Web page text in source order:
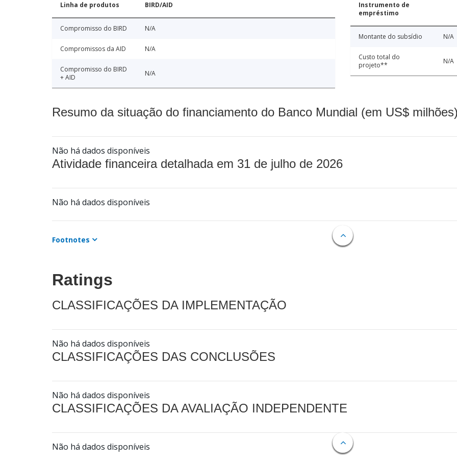
Linha de produtos BIRD/AID
Compromisso do BIRD N/A
Compromissos da AID N/A
Compromisso do BIRD
+ AID
N/A
Instrumento de
empréstimo
Montante do subsídio N/A
Custo total do
projeto**
N/A
Resumo da situação do financiamento do Banco Mundial (em US$
Não há dados disponíveis
Atividade financeira detalhada em 31 de julho de 2026
Não há dados disponíveis
Footnotes
Ratings
CLASSIFICAÇÕES DA IMPLEMENTAÇÃO
Não há dados disponíveis
CLASSIFICAÇÕES DAS CONCLUSÕES
Não há dados disponíveis
CLASSIFICAÇÕES DA AVALIAÇÃO INDEPENDENTE
Não há dados disponíveis